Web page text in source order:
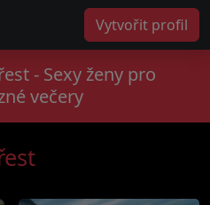
Vytvořit profil
- Sexy ženy pro
večery